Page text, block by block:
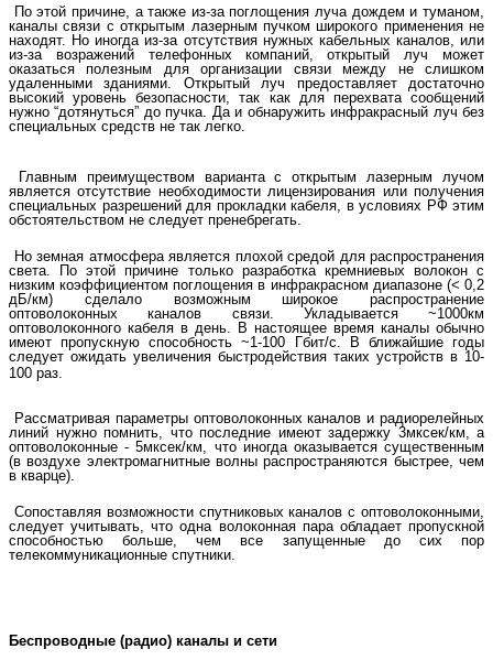
По этой причине, а также из-за поглощения луча дождем и туманом,
каналы связи с открытым лазерным пучком широкого применения не
находят. Но иногда из-за отсутствия нужных кабельных каналов, или
из-за возражений телефонных компаний, открытый луч может
оказаться полезным для организации связи между не слишком
удаленными зданиями. Открытый луч предоставляет достаточно
высокий уровень безопасности, так как для перехвата сообщений
нужно “дотянуться” до пучка. Да и обнаружить инфракрасный луч без
специальных средств не так легко.
Главным преимуществом варианта с открытым лазерным лучом
является отсутствие необходимости лицензирования или получения
специальных разрешений для прокладки кабеля, в условиях РФ этим
обстоятельством не следует пренебрегать.
Но земная атмосфера является плохой средой для распространения
света. По этой причине только разработка кремниевых волокон с
низким коэффициентом поглощения в инфракрасном диапазоне (< 0,2
дБ/км) сделало возможным широкое распространение
оптоволоконных каналов связи. Укладывается ~1000км
оптоволоконного кабеля в день. В настоящее время каналы обычно
имеют пропускную способность ~1-100 Гбит/c. В ближайшие годы
следует ожидать увеличения быстродействия таких устройств в 10-
100 раз.
Рассматривая параметры оптоволоконных каналов и радиорелейных
линий нужно помнить, что последние имеют задержку 3мксек/км, а
оптоволоконные - 5мксек/км, что иногда оказывается существенным
(в воздухе электромагнитные волны распространяются быстрее, чем
в кварце).
Сопоставляя возможности спутниковых каналов с оптоволоконными,
следует учитывать, что одна волоконная пара обладает пропускной
способностью больше, чем все запущенные до сих пор
телекоммуникационные спутники.
Беспроводные (радио) каналы и сети